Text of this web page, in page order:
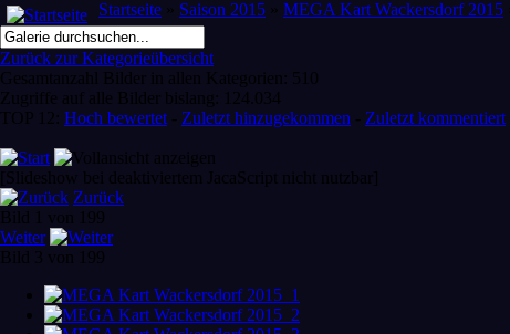
Startseite » Saison 2015 » MEGA Kart Wackersdorf 2015
Zurück zur Kategorieübersicht
Gesamtanzahl Bilder in allen Kategorien: 510
Zugriffe auf alle Bilder bislang: 124.034
TOP 12: Hoch bewertet - Zuletzt hinzugekommen - Zuletzt kommentiert
[Slideshow bei deaktiviertem JacaScript nicht nutzbar]
Zurück
Bild 1 von 199
Weiter
Bild 3 von 199